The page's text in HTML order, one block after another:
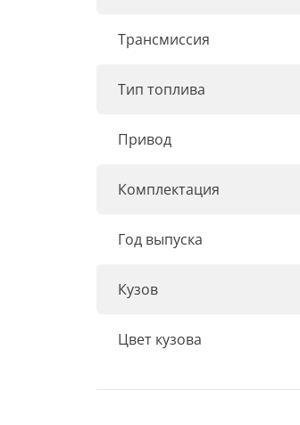
Трансмиссия
Тип топлива
Привод
Комплектация
Год выпуска
Кузов
Цвет кузова